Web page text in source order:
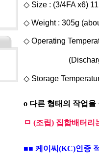
◇ Size : (3/4FA x6)
◇ Weight : 305g
◇ Operating
(Discharge)
◇ Storage
o 다른 형태의 작업
ㅁ (조립) 집합배터
■■ 케이씨(KC)인증